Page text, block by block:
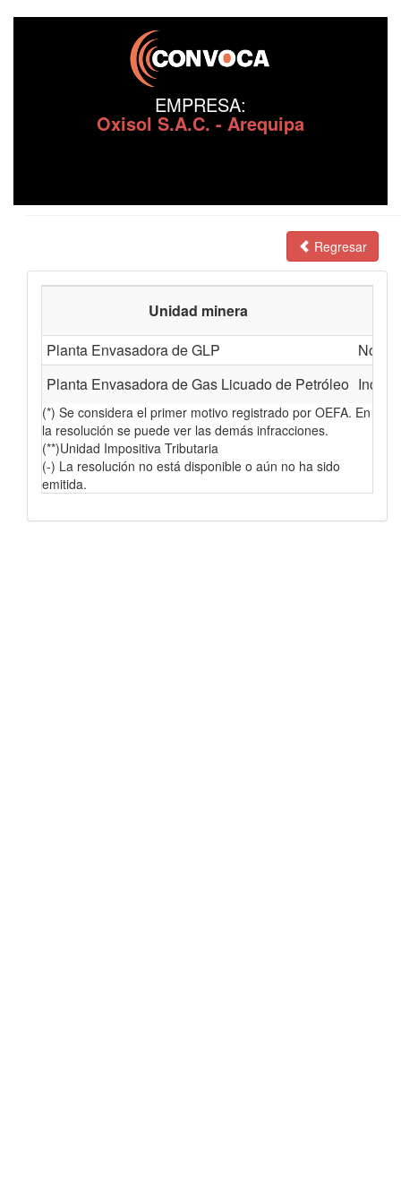
EMPRESA:
Oxisol S.A.C. - Arequipa
Regresar
Unidad minera
Planta Envasadora de GLP
No
Planta Envasadora de Gas Licuado de Petróleo
(*) Se considera el primer motivo registrado por OEFA. En
la resolución se puede ver las demás infracciones.
(**)Unidad Impositiva Tributaria
(-) La resolución no está disponible o aún no ha sido
emitida.